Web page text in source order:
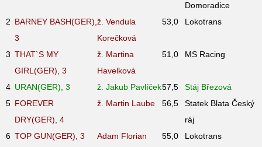
Domoradice
2 BARNEY BASH(GER),
3
ž. Vendula
Korečková
53,0 Lokotrans
3 THAT`S MY
GIRL(GER), 3
ž. Martina
Havelková
51,0 MS Racing
4 URAN(GER), 3 ž. Jakub Pavlíček57,5
Stáj Březová
5 FOREVER
DRY(GER), 4
ž. Martin Laube 56,5
Statek Blata Český
ráj
6 TOP GUN(GER), 3 Adam Florian 55,0
Lokotrans